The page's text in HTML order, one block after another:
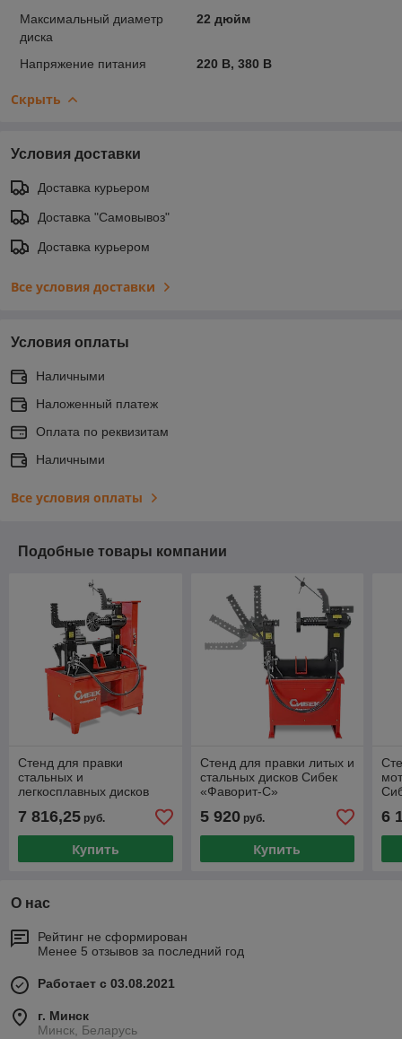
Максимальный диаметр
диска
22 дюйм
Напряжение питания 220 В, 380 В
Скрыть
Условия доставки
Доставка курьером
Доставка "Самовывоз"
Доставка курьером
Все условия доставки
Условия оплаты
Наличными
Наложенный платеж
Оплата по реквизитам
Наличными
Все условия оплаты
Подобные товары компании
Стенд для правки
стальных и
легкосплавных дисков
7 816,25 руб.
Купить
Стенд для правки литых и
стальных дисков Сибек
«Фаворит-С»
5 920руб.
Купить
6
О нас
Рейтинг не сформирован
Менее 5 отзывов за последний год
Работает с 03.08.2021
г. Минск
Минск, Беларусь